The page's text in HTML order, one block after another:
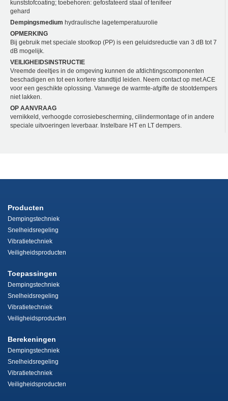
kunststofcoating; toebehoren: gefosfateerd staal of tenifeer
gehard
Dempingsmedium hydraulische lagetemperatuurolie
OPMERKING
Bij gebruik met speciale stootkop (PP) is een geluidsreductie van 3 dB tot 7
dB mogelijk.
VEILIGHEIDSINSTRUCTIE
Vreemde deeltjes in de omgeving kunnen de afdichtingscomponenten
beschadigen en tot een kortere standtijd leiden. Neem contact op met ACE
voor een geschikte oplossing. Vanwege de warmte-afgifte de stootdempers
niet lakken.
OP AANVRAAG
vernikkeld, verhoogde corrosiebescherming, cilindermontage of in andere
speciale uitvoeringen leverbaar. Instelbare HT en LT dempers.
Producten
Dempingstechniek
Snelheidsregeling
Vibratietechniek
Veiligheidsproducten
Toepassingen
Dempingstechniek
Snelheidsregeling
Vibratietechniek
Veiligheidsproducten
Berekeningen
Dempingstechniek
Snelheidsregeling
Vibratietechniek
Veiligheidsproducten